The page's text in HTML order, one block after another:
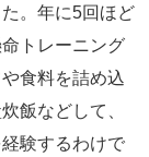
。年に5回ほど
トレーニング
食料を詰め込
飯などして、
験するわけで